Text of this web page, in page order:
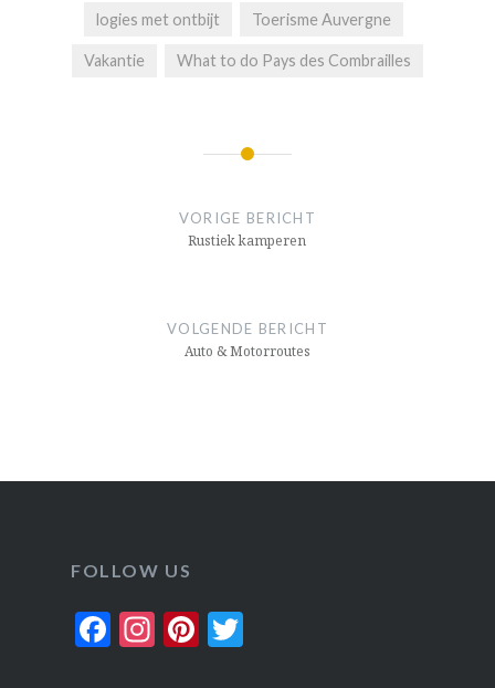
logies met ontbijt Toerisme Auvergne
Vakantie What to do Pays des Combrailles
VORIGE BERICHT
Rustiek kamperen
VOLGENDE BERICHT
Auto & Motorroutes
FOLLOW US
Facebook
Instagram
Pinterest
Twitter